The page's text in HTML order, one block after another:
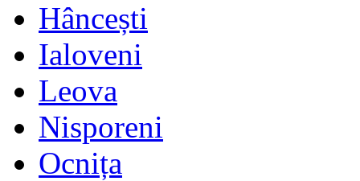
Hâncești
Ialoveni
Leova
Nisporeni
Ocnița